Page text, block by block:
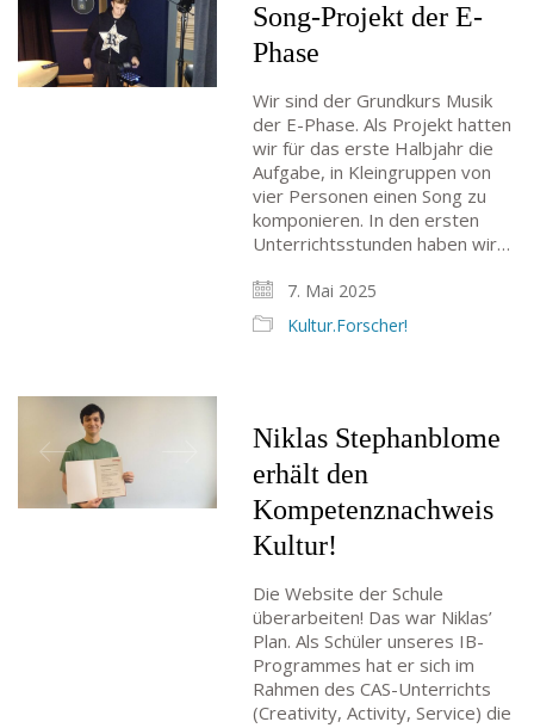
Song-Projekt der E-
Phase
Wir sind der Grundkurs Musik
der E-Phase. Als Projekt hatten
wir für das erste Halbjahr die
Aufgabe, in Kleingruppen von
vier Personen einen Song zu
komponieren. In den ersten
Unterrichtsstunden haben wir…
7. Mai 2025
Kultur.Forscher!
Niklas Stephanblome
erhält den
Kompetenznachweis
Kultur!
Die Website der Schule
überarbeiten! Das war Niklas’
Plan. Als Schüler unseres IB-
Programmes hat er sich im
Rahmen des CAS-Unterrichts
(Creativity, Activity, Service) die